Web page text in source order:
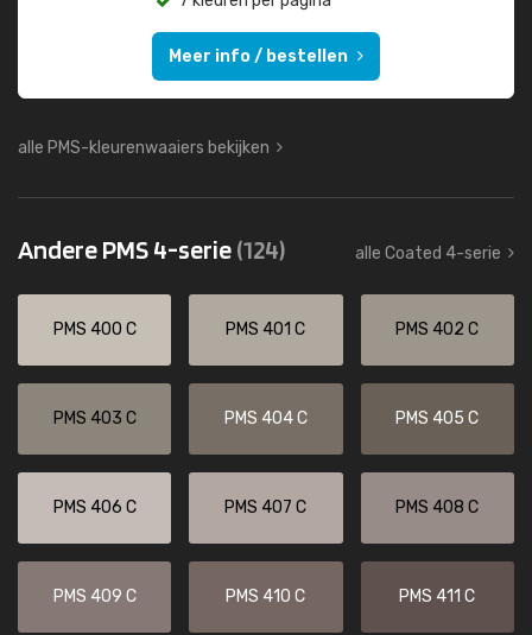
Meer info / bestellen
alle PMS-kleurenwaaiers bekijken
Andere PMS 4-serie(124) alle Coated 4-serie
PMS 400 C PMS 401 C PMS 402 C
PMS 403 C PMS 404 C PMS 405 C
PMS 406 C PMS 407 C PMS 408 C
PMS 409 C PMS 410 C PMS 411 C